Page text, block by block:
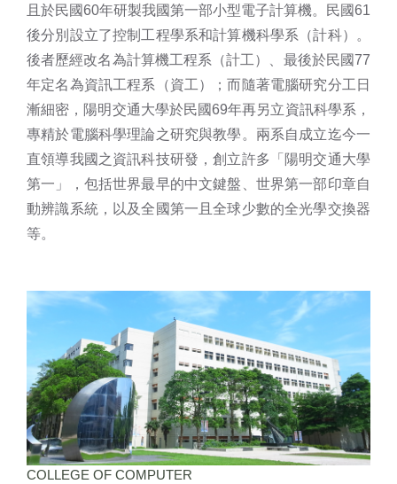
且於民國60年研製我國第一部小型電子計算機。民國61
後分別設立了控制工程學系和計算機科學系（計科）。
後者歷經改名為計算機工程系（計工）、最後於民國77
年定名為資訊工程系（資工）；而隨著電腦研究分工日
漸細密，陽明交通大學於民國69年再另立資訊科學系，
專精於電腦科學理論之研究與教學。兩系自成立迄今一
直領導我國之資訊科技研發，創立許多「陽明交通大學
第一」，包括世界最早的中文鍵盤、世界第一部印章自
動辨識系統，以及全國第一且全球少數的全光學交換器
等。
COLLEGE OF COMPUTER